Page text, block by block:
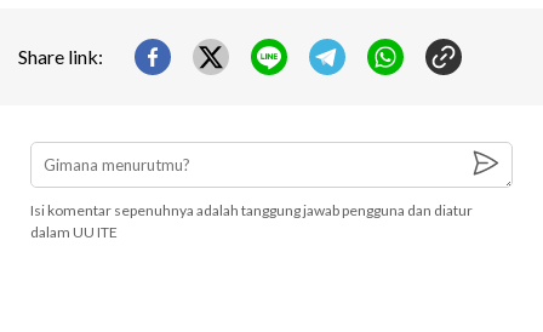
Share link:
Isi komentar sepenuhnya adalah tanggung jawab pengguna dan diatur
dalam UU ITE